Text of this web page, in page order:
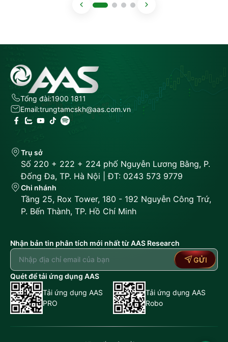
Tổng đài:1900 1811
Email:trungtamcskh@aas.com.vn
Trụ sở
Số 220 + 222 + 224 phố Nguyễn Lương Bằng, P.
Đống Đa, TP. Hà Nội | ĐT: 0243 573 9779
Chi nhánh
Tầng 25, Rox Tower, 180 - 192 Nguyễn Công Trứ,
P. Bến Thành, TP. Hồ Chí Minh
Nhận bản tin phân tích mới nhất từ AAS Research
GỬI
Quét để tải ứng dụng AAS
Tải ứng dụng AAS
PRO
Tải ứng dụng AAS
Robo